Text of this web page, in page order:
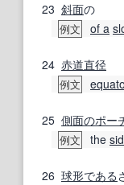
23 斜面の
例文 of a
24 赤道直径
例文
25 側面のポー
例文 the
26 球形である